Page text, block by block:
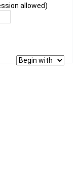
allowed)